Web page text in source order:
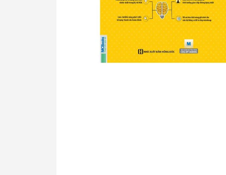
Kiến Thức Bách
Trẻ
Đạo Đức - Kỹ
Xem thêm